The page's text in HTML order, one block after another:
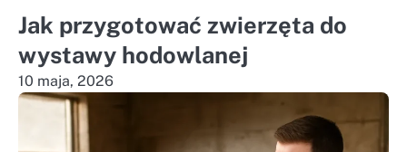
Jak przygotować zwierzęta do
wystawy hodowlanej
10 maja, 2026